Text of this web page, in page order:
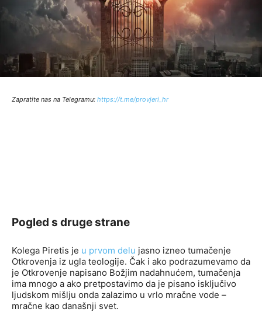
Zapratite nas na Telegramu: https://t.me/provjeri_hr
Pogled s druge strane
Kolega Piretis je u prvom delu jasno izneo tumačenje
Otkrovenja iz ugla teologije. Čak i ako podrazumevamo da
je Otkrovenje napisano Božjim nadahnućem, tumačenja
ima mnogo a ako pretpostavimo da je pisano isključivo
ljudskom mišlju onda zalazimo u vrlo mračne vode –
mračne kao današnji svet.